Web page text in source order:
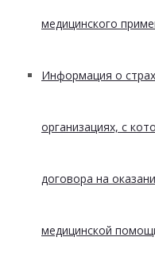
медицинского
Информация о
организациях, с
договора на
медицинской